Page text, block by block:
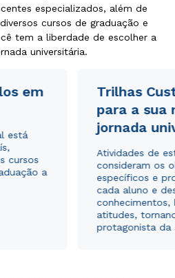
especializados, além de
cursos de graduação e
tem a liberdade de escolher a
universitária.
em
está
cursos
a
Trilhas
para a sua
jornada
Atividades de
consideram os
específicos e
cada aluno e
conhecimentos,
atitudes,
protagonista da